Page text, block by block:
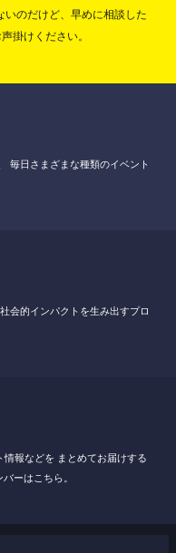
いのだけど、早めに相談した
掛けください。
毎日さまざまな種類のイベント
社会的インパクトを生み出すプロ
情報などを まとめてお届けする
ーはこちら。